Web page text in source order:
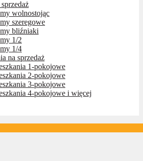
wolnostojąc
szeregowe
bliźniaki
1/2
1/4
na sprzedaż
1-pokojowe
2-pokojowe
3-pokojowe
4-pokojowe i więcej